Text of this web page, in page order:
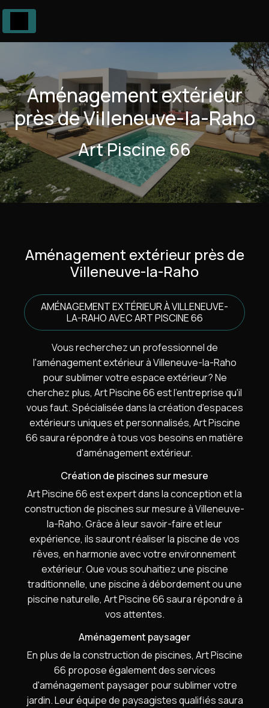
Aménagement extérieur
près de Villeneuve-la-Raho
Art Piscine 66
Aménagement extérieur près de
Villeneuve-la-Raho
AMÉNAGEMENT EXTÉRIEUR À VILLENEUVE-
LA-RAHO AVEC ART PISCINE 66
Vous recherchez un professionnel de
l'aménagement extérieur à Villeneuve-la-Raho
pour sublimer votre espace extérieur? Ne
cherchez plus, Art Piscine 66 est l'entreprise qu'il
vous faut. Spécialisée dans la création d'espaces
extérieurs uniques et personnalisés, Art Piscine
66 saura répondre à tous vos besoins en matière
d'aménagement extérieur.
Création de piscines sur mesure
Art Piscine 66 est expert dans la conception et la
construction de piscines sur mesure à Villeneuve-
la-Raho. Grâce à leur savoir-faire et leur
expérience, ils sauront réaliser la piscine de vos
rêves, en harmonie avec votre environnement
extérieur. Que vous souhaitiez une piscine
traditionnelle, une piscine à débordement ou une
piscine naturelle, Art Piscine 66 saura répondre à
vos attentes.
Aménagement paysager
En plus de la construction de piscines, Art Piscine
66 propose également des services
d'aménagement paysager pour sublimer votre
jardin. Leur équipe de paysagistes qualifiés saura
Panneau de gestion des cookies